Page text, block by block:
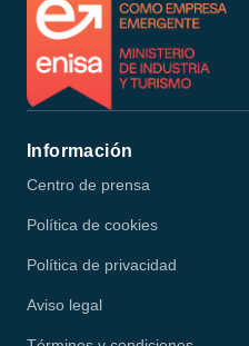
Información
Centro de prensa
Política de cookies
Política de privacidad
Aviso legal